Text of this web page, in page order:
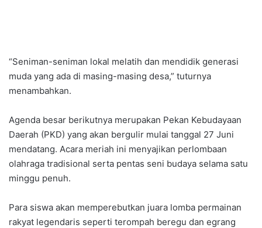
“Seniman-seniman lokal melatih dan mendidik generasi
muda yang ada di masing-masing desa,” tuturnya
menambahkan.
Agenda besar berikutnya merupakan Pekan Kebudayaan
Daerah (PKD) yang akan bergulir mulai tanggal 27 Juni
mendatang. Acara meriah ini menyajikan perlombaan
olahraga tradisional serta pentas seni budaya selama satu
minggu penuh.
Para siswa akan memperebutkan juara lomba permainan
rakyat legendaris seperti terompah beregu dan egrang